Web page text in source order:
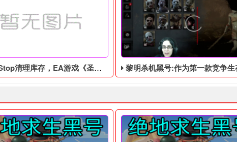
理库存，EA游戏《圣歌》以1美分售出 黎明杀机黑号:​作为第一款竞争生存游戏，独特新颖的游戏